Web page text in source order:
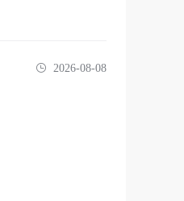
2026-08-08